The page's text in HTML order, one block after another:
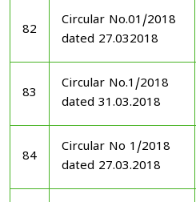
82
Circular No.01/2018
dated 27.032018
83
Circular No.1/2018
dated 31.03.2018
84
Circular No 1/2018
dated 27.03.2018